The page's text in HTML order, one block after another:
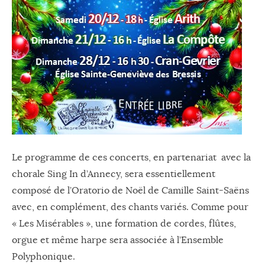
Le programme de ces concerts, en partenariat avec la
chorale Sing In d’Annecy, sera essentiellement
composé de l’Oratorio de Noël de Camille Saint-Saëns
avec, en complément, des chants variés. Comme pour
« Les Misérables », une formation de cordes, flûtes,
orgue et même harpe sera associée à l’Ensemble
Polyphonique.